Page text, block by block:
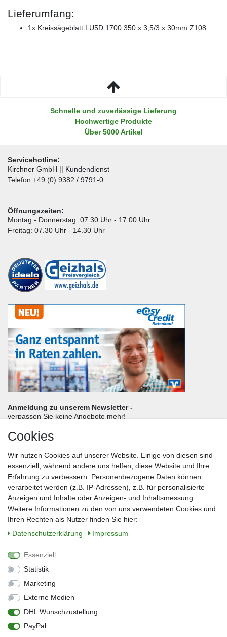
Lieferumfang:
1x Kreissägeblatt LU5D 1700 350 x 3,5/3 x 30mm Z108
Schnelle und zuverlässige Lieferung
Hochwertige Produkte
Über 5000 Artikel
Servicehotline:
Kirchner GmbH || Kundendienst
Telefon +49 (0) 9382 / 9791-0
Öffnungszeiten:
Montag - Donnerstag: 07.30 Uhr - 17.00 Uhr
Freitag: 07.30 Uhr - 14.30 Uhr
Anmeldung zu unserem Newsletter -
verpassen Sie keine Angebote mehr!
Nachname*
E-Mail*
Sie können den Newsletter jederzeit kostenlos abbestellen.
** gilt für Lieferungen innerhalb Deutschlands, Lieferzeiten für andere Länder
entnehmen Sie bitte der Schaltfläche mit den Versandinformationen
Widerrufs­recht
Kontakt
Barrierefreiheitserklärung
Zahlung & Versand
Cookies
Wir nutzen Cookies auf unserer Website. Einige von diesen sind
essenziell, während andere uns helfen, diese Website und Ihre
Erfahrung zu verbessern. Personenbezogene Daten können
verarbeitet werden (z.B. IP-Adressen), z.B. für personalisierte
Anzeigen und Inhalte oder Anzeigen- und Inhaltsmessung.
Weitere Informationen zu den von uns verwendeten Cookies und
Ihren Rechten als Nutzer finden Sie hier:
Daten­schutz­erklärung
Impressum
Essenziell
Statistik
Marketing
Externe Medien
DHL Wunschzustellung
PayPal